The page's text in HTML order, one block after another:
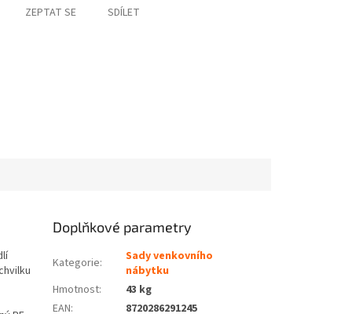
ZEPTAT SE SDÍLET
Doplňkové parametry
Kategorie:
Sady venkovního
nábytku
Hmotnost:
43 kg
EAN:
8720286291245